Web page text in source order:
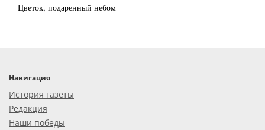
Цветок, подаренный небом
Навигация
История газеты
Редакция
Наши победы